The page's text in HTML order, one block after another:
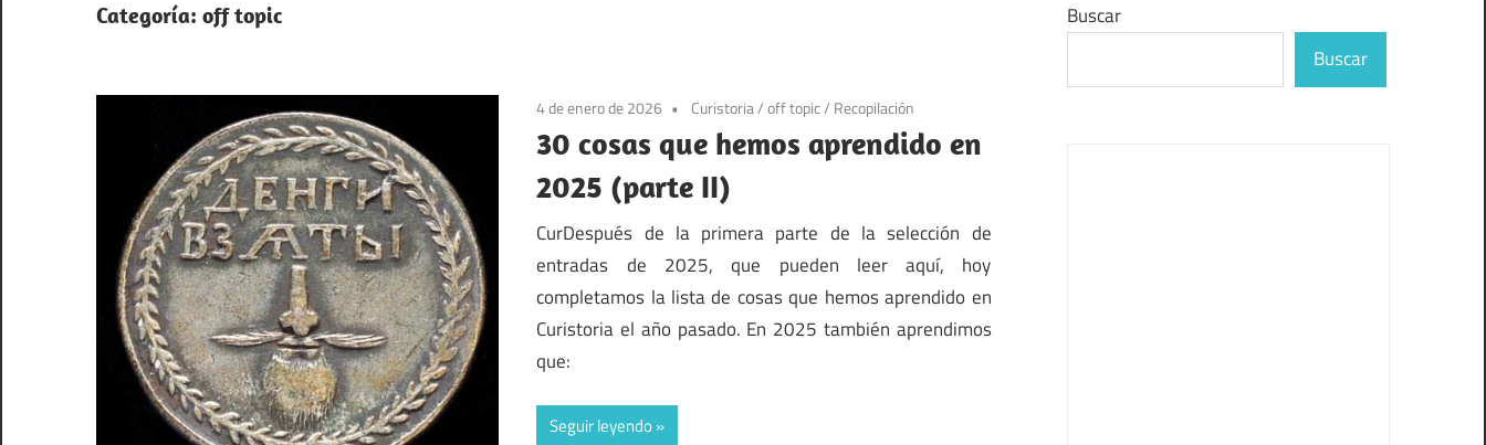
Categoría: off topic
4 de enero de 2026 Curistoria/off topic/ Recopilación
30 cosas que hemos aprendido en
2025 (parte II)
CurDespués de la primera parte de la selección de
entradas de 2025, que pueden leer aquí, hoy
completamos la lista de cosas que hemos aprendido en
Curistoria el año pasado. En 2025 también aprendimos
que:
Seguir leyendo
Buscar
Buscar